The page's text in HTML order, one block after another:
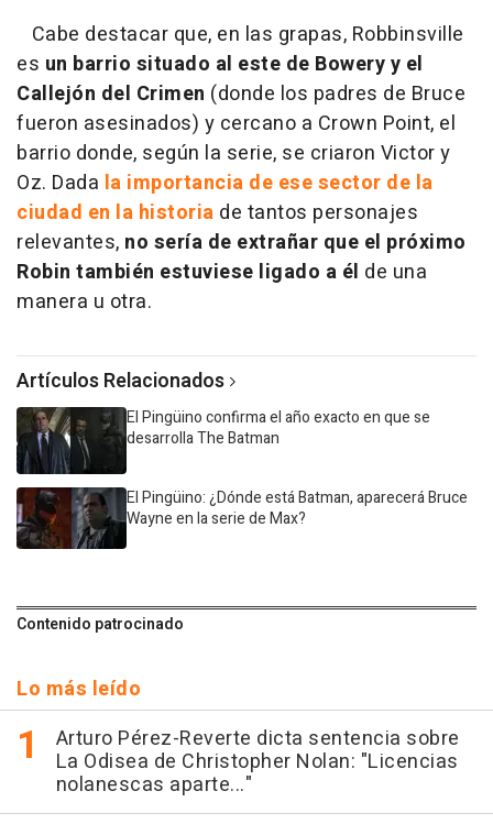
Cabe destacar que, en las grapas, Robbinsville
es un barrio situado al este de Bowery y el
Callejón del Crimen (donde los padres de Bruce
fueron asesinados) y cercano a Crown Point, el
barrio donde, según la serie, se criaron Victor y
Oz. Dada la importancia de ese sector de la
ciudad en la historia de tantos personajes
relevantes, no sería de extrañar que el próximo
Robin también estuviese ligado a él de una
manera u otra.
Artículos Relacionados
El Pingüino confirma el año exacto en que se
desarrolla The Batman
El Pingüino: ¿Dónde está Batman, aparecerá Bruce
Wayne en la serie de Max?
Contenido patrocinado
Lo más leído
Arturo Pérez-Reverte dicta sentencia sobre
La Odisea de Christopher Nolan: "Licencias
nolanescas aparte..."